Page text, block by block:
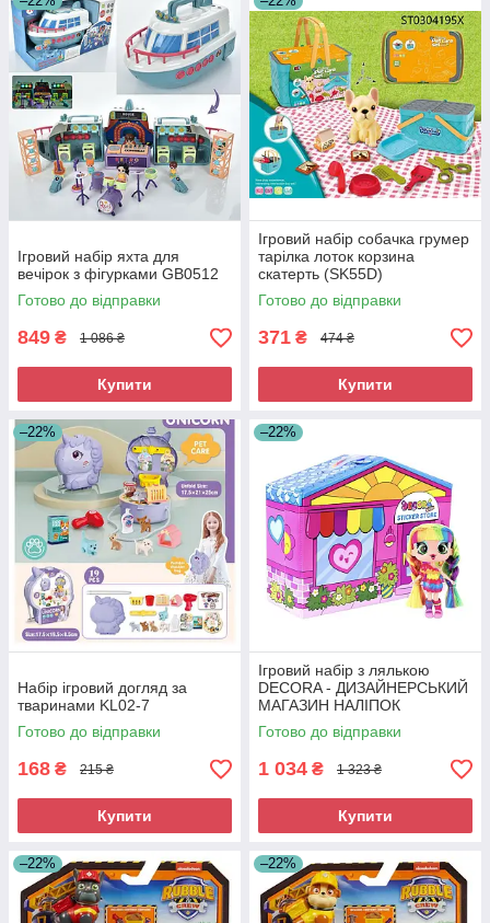
Ігровий набір яхта для
вечірок з фігурками GB0512
Готово до відправки
849 ₴ 1 086 ₴
Купити
Ігровий набір собачка грумер
тарілка лоток корзина
скатерть (SK55D)
Готово до відправки
371 ₴ 474 ₴
Купити
–22%
Набір ігровий догляд за
тваринами KL02-7
Готово до відправки
168 ₴ 215 ₴
Купити
–22%
Ігровий набір з лялькою
DECORA - ДИЗАЙНЕРСЬКИЙ
МАГАЗИН НАЛІПОК
Готово до відправки
1 034 ₴ 1 323 ₴
Купити
–22% –22%